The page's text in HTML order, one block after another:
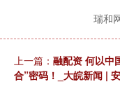
瑞和
上一篇： 融配资 何以中
合”密码！_大皖新闻 |